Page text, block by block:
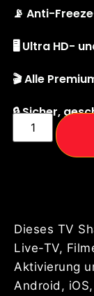
📡 Anti-
🖥️ Ultra HD-
🎬 Alle
🔒 Sicher,
Dieses TV
Live-TV,
Aktivierung
Android,